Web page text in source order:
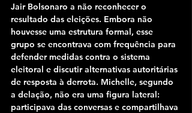
Jair Bolsonaro a não reconhecer o
resultado das eleições. Embora não
houvesse uma estrutura formal, esse
grupo se encontrava com frequência para
defender medidas contra o sistema
eleitoral e discutir alternativas autoritárias
de resposta à derrota. Michelle, segundo
a delação, não era uma figura lateral:
participava das conversas e compartilhava